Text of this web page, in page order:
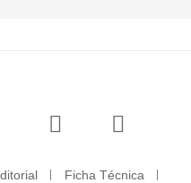
Ficha Técnica